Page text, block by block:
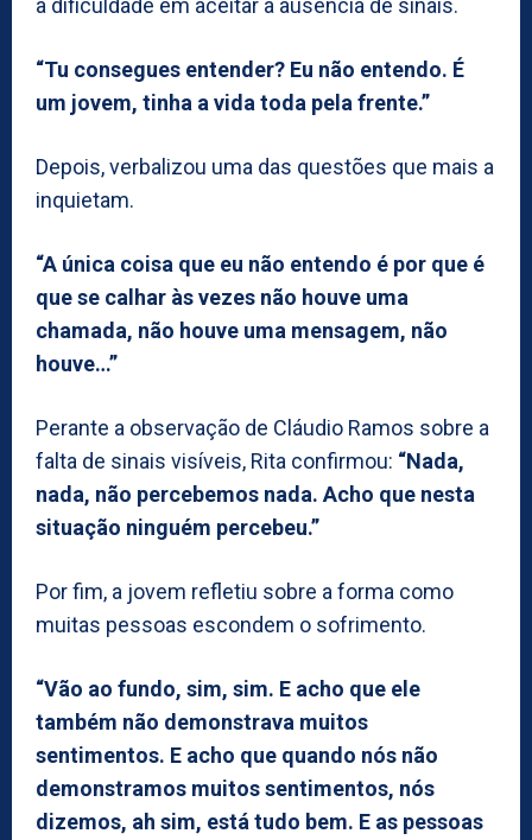
a dificuldade em aceitar a ausência de sinais.
“Tu consegues entender? Eu não entendo. É
um jovem, tinha a vida toda pela frente.”
Depois, verbalizou uma das questões que mais a
inquietam.
“A única coisa que eu não entendo é por que é
que se calhar às vezes não houve uma
chamada, não houve uma mensagem, não
houve…”
Perante a observação de Cláudio Ramos sobre a
falta de sinais visíveis, Rita confirmou: “Nada,
nada, não percebemos nada. Acho que nesta
situação ninguém percebeu.”
Por fim, a jovem refletiu sobre a forma como
muitas pessoas escondem o sofrimento.
“Vão ao fundo, sim, sim. E acho que ele
também não demonstrava muitos
sentimentos. E acho que quando nós não
demonstramos muitos sentimentos, nós
dizemos, ah sim, está tudo bem. E as pessoas